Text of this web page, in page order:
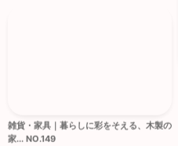
家... NO.149